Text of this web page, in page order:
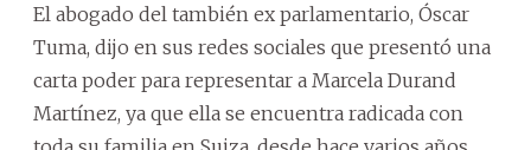
El abogado del también ex parlamentario, Óscar
Tuma, dijo en sus redes sociales que presentó una
carta poder para representar a Marcela Durand
Martínez, ya que ella se encuentra radicada con